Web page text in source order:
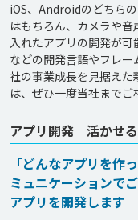
iOS、Androidのどちら
はもちろん、カメラや
入れたアプリの開発が
などの開発言語やフレ
社の事業成長を見据え
は、ぜひ一度当社までご
アプリ開発 活かせ
「どんなアプリを作
ミュニケーションで
アプリを開発します